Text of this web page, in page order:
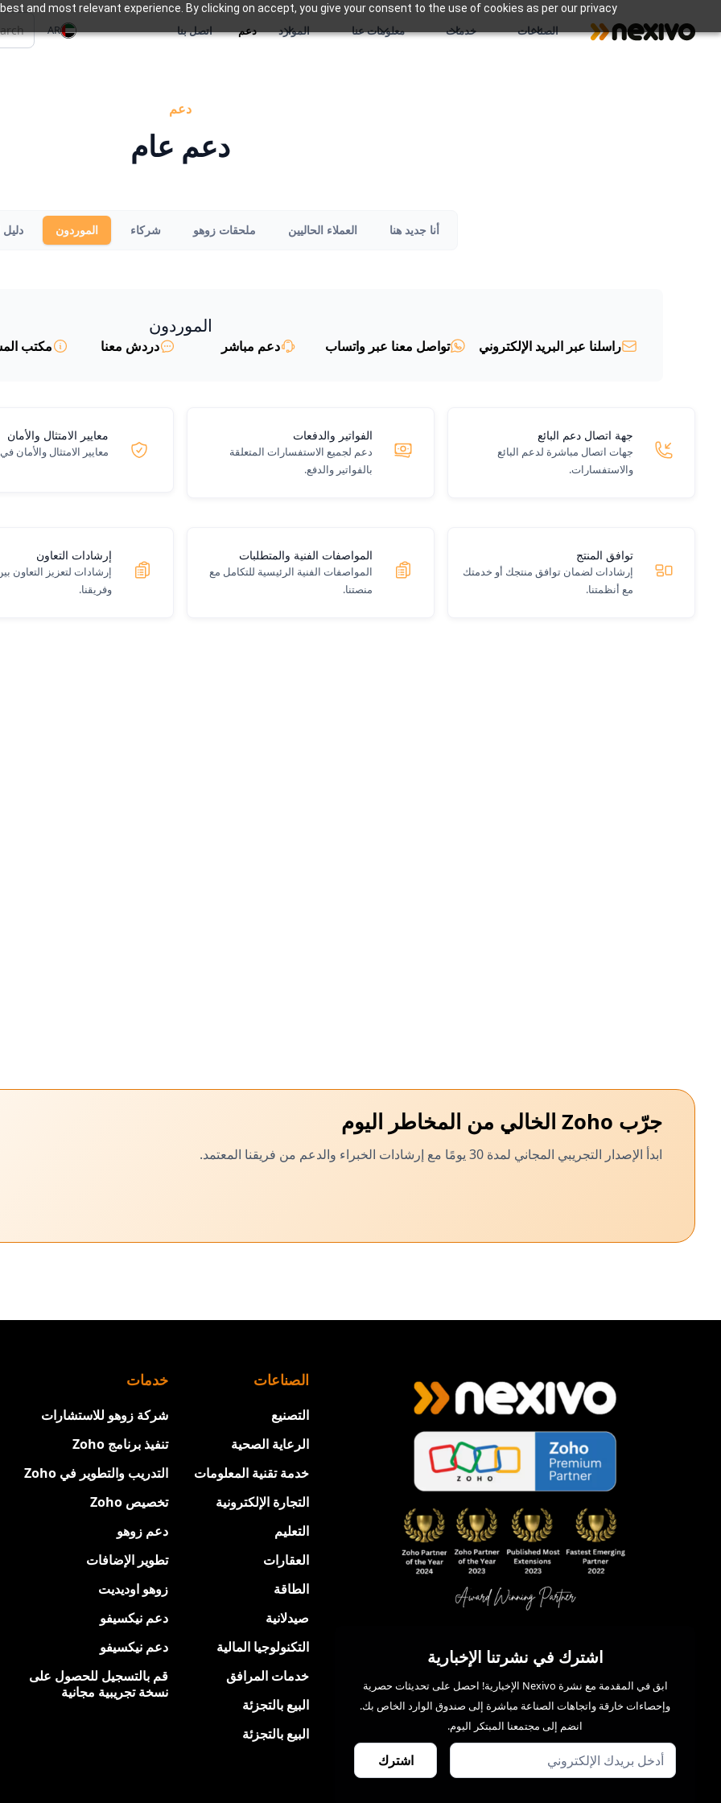
and most relevant experience. By clicking on accept, you give your consent to the use of cookies as per our privacy
الصناعات خدمات معلومات عنا الموارد دعم اتصل بنا AR
دعم
دعم عام
أنا جديد هنا العملاء الحاليين ملحقات زوهو شركاء الموردون
الموردون
راسلنا عبر البريد الإلكتروني تواصل معنا عبر واتساب دعم مباشر دردش معنا مكتب
جهة اتصال دعم البائع
جهات اتصال مباشرة لدعم البائع
والاستفسارات.
الفواتير والدفعات
دعم لجميع الاستفسارات المتعلقة
بالفواتير والدفع.
معايير الامتثال والأمان
معايير الامتثال والأمان
توافق المنتج
إرشادات لضمان توافق منتجك أو خدمتك
مع أنظمتنا.
المواصفات الفنية والمتطلبات
المواصفات الفنية الرئيسية للتكامل مع
منصتنا.
إرشادات التعاون
إرشادات لتعزيز التعاون
وفريقنا.
جرّب Zoho الخالي من المخاطر اليوم
ابدأ الإصدار التجريبي المجاني لمدة 30 يومًا مع إرشادات الخبراء والدعم من فريقنا المعتمد.
اشترك في نشرتنا الإخبارية
ابق في المقدمة مع نشرة Nexivo الإخبارية! احصل على تحديثات حصرية
وإحصاءات خارقة واتجاهات الصناعة مباشرة إلى صندوق الوارد الخاص بك.
انضم إلى مجتمعنا المبتكر اليوم.
الصناعات
التصنيع
الرعاية الصحية
خدمة تقنية المعلومات
التجارة الإلكترونية
التعليم
العقارات
الطاقة
صيدلانية
التكنولوجيا المالية
خدمات المرافق
البيع بالتجزئة
البيع بالتجزئة
خدمات
شركة زوهو للاستشارات
تنفيذ برنامج Zoho
التدريب والتطوير في Zoho
تخصيص Zoho
دعم زوهو
تطوير الإضافات
زوهو اوديديت
دعم نيكسيفو
دعم نيكسيفو
قم بالتسجيل للحصول على
نسخة تجريبية مجانية